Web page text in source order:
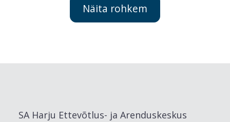
Näita rohkem
SA Harju Ettevõtlus- ja Arenduskeskus